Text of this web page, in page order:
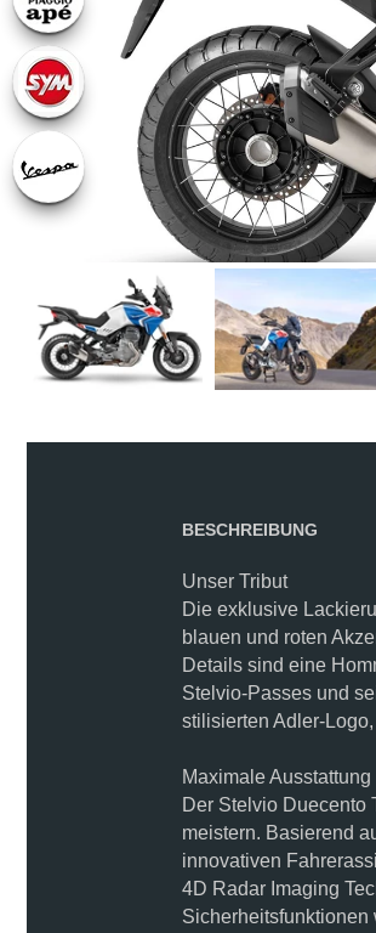
Previous
BESCHREIBUNG
Unser Tribut
Die exklusive
blauen und roten
Details sind eine
Stelvio-Passes und
stilisierten Adler-
Maximale Ausstattung
Der Stelvio Duecento
meistern. Basierend
innovativen
4D Radar Imaging
Sicherheitsfunktionen